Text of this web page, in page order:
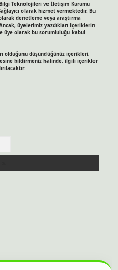
Bilgi Teknolojileri ve İletişim Kurumu
olarak hizmet vermektedir. Bu
denetleme veya araştırma
üyelerimiz yazdıkları içeriklerin
üye olarak bu sorumluluğu kabul
olduğunu düşündüğünüz içerikleri,
bildirmeniz halinde, ilgili içerikler